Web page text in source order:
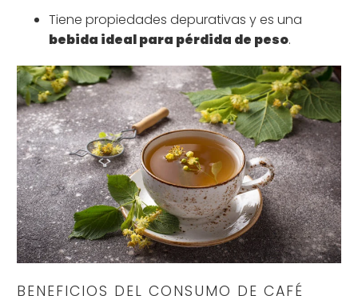
Tiene propiedades depurativas y es una
bebida ideal para pérdida de peso.
BENEFICIOS DEL CONSUMO DE CAFÉ